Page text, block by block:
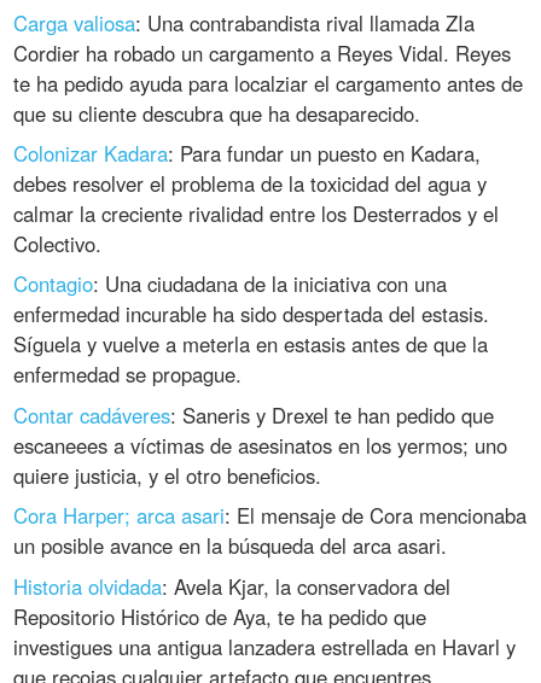
Carga valiosa: Una contrabandista rival llamada ZIa
Cordier ha robado un cargamento a Reyes Vidal. Reyes
te ha pedido ayuda para localziar el cargamento antes de
que su cliente descubra que ha desaparecido.
Colonizar Kadara: Para fundar un puesto en Kadara,
debes resolver el problema de la toxicidad del agua y
calmar la creciente rivalidad entre los Desterrados y el
Colectivo.
Contagio: Una ciudadana de la iniciativa con una
enfermedad incurable ha sido despertada del estasis.
Síguela y vuelve a meterla en estasis antes de que la
enfermedad se propague.
Contar cadáveres: Saneris y Drexel te han pedido que
escaneees a víctimas de asesinatos en los yermos; uno
quiere justicia, y el otro beneficios.
Cora Harper; arca asari: El mensaje de Cora mencionaba
un posible avance en la búsqueda del arca asari.
Historia olvidada: Avela Kjar, la conservadora del
Repositorio Histórico de Aya, te ha pedido que
investigues una antigua lanzadera estrellada en Havarl y
que recojas cualquier artefacto que encuentres.